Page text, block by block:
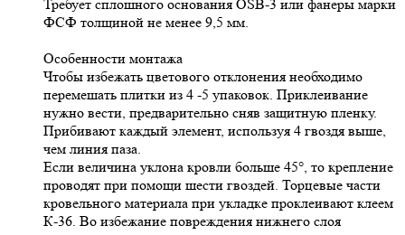
Требует сплошного основания OSB-3 или фанеры марки
ФСФ толщиной не менее 9,5 мм.
Особенности монтажа
Чтобы избежать цветового отклонения необходимо
перемешать плитки из 4 -5 упаковок. Приклеивание
нужно вести, предварительно сняв защитную пленку.
Прибивают каждый элемент, используя 4 гвоздя выше,
чем линия паза.
Если величина уклона кровли больше 45°, то крепление
проводят при помощи шести гвоздей. Торцевые части
кровельного материала при укладке проклеивают клеем
К-36. Во избежание повреждения нижнего слоя